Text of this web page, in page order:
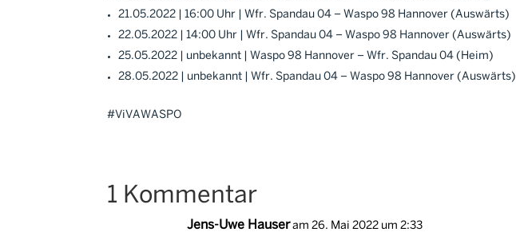
21.05.2022 | 16:00 Uhr | Wfr. Spandau 04 – Waspo 98 Hannover (Auswärts)
22.05.2022 | 14:00 Uhr | Wfr. Spandau 04 – Waspo 98 Hannover (Auswärts)
25.05.2022 | unbekannt | Waspo 98 Hannover – Wfr. Spandau 04 (Heim)
28.05.2022 | unbekannt | Wfr. Spandau 04 – Waspo 98 Hannover (Auswärts)
#ViVAWASPO
1 Kommentar
Jens-Uwe Hauser am 26. Mai 2022 um 2:33